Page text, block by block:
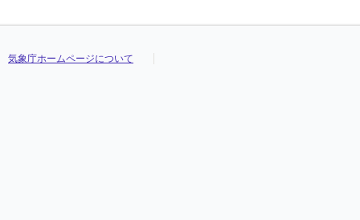
気象庁ホームページについて